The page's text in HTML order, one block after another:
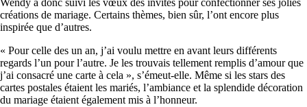
Wendy a donc suivi les vœux des invités pour confectionner ses jolies
créations de mariage. Certains thèmes, bien sûr, l’ont encore plus
inspirée que d’autres.
« Pour celle des un an, j’ai voulu mettre en avant leurs différents
regards l’un pour l’autre. Je les trouvais tellement remplis d’amour que
j’ai consacré une carte à cela », s’émeut-elle. Même si les stars des
cartes postales étaient les mariés, l’ambiance et la splendide décoration
du mariage étaient également mis à l’honneur.